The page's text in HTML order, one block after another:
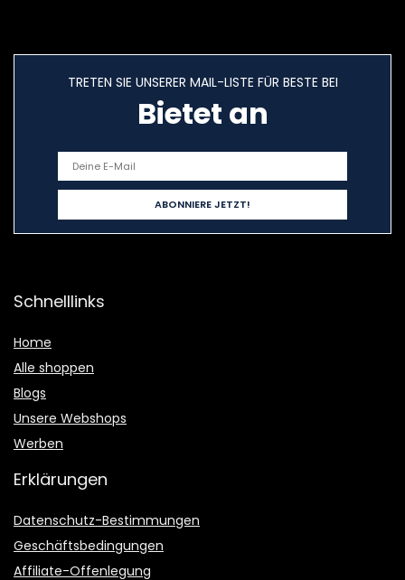
TRETEN SIE UNSERER MAIL-LISTE FÜR BESTE BEI
Bietet an
Schnelllinks
Home
Alle shoppen
Blogs
Unsere Webshops
Werben
Erklärungen
Datenschutz-Bestimmungen
Geschäftsbedingungen
Affiliate-Offenlegung